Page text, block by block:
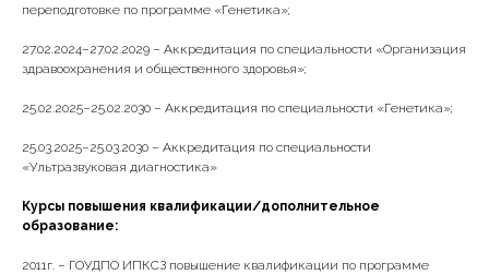
переподготовке по программе «Генетика»;
27.02.2024–27.02.2029 – Аккредитация по специальности «Организация
здравоохранения и общественного здоровья»;
25.02.2025–25.02.2030 – Аккредитация по специальности «Генетика»;
25.03.2025–25.03.2030 – Аккредитация по специальности
«Ультразвуковая диагностика»
Курсы повышения квалификации/дополнительное
образование:
2011г. – ГОУДПО ИПКСЗ повышение квалификации по программе